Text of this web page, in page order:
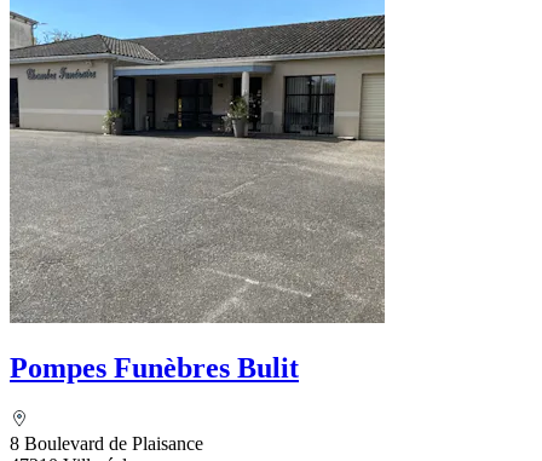
Pompes Funèbres Bulit
8 Boulevard de Plaisance